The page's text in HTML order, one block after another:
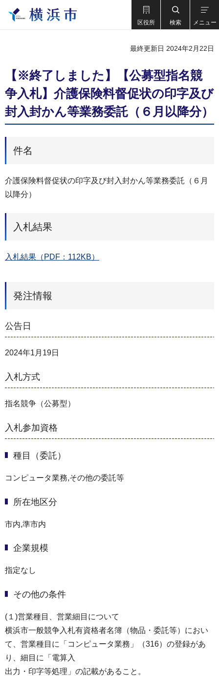
区役所 検索 メニュー
最終更新日 2024年2月22日
【※終了しました】【公募型指名競
争入札】介護保険料督促状の印字及び
封⼊封かん等業務委託（６⽉以降分）
件名
介護保険料督促状の印字及び封⼊封かん等業務委託（６⽉
以降分）
入札結果
入札結果（PDF：112KB）
発注情報
公告日
2024年1月19日
入札方式
指名競争（公募型）
入札参加資格
種目（委託）
コンピュータ業務,その他の委託等
所在地区分
市内,準市内
企業規模
指定なし
その他の条件
(１)営業種目、営業細目について
横浜市⼀般競争⼊札有資格者名簿（物品・委託等）におい
て、営業種目に「コンピュータ業務」（316）の登録があ
り、細目に「電算⼊
出⼒・印字等処理」の記載があること。